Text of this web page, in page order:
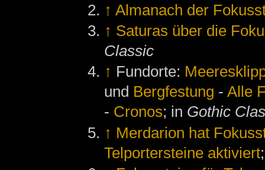
↑ Almanach der
↑ Saturas über die
Classic
↑ Fundorte:
und Bergfestung -Alle
- Cronos; in Gothic
↑ Merdarion hat
Telportersteine aktiviert